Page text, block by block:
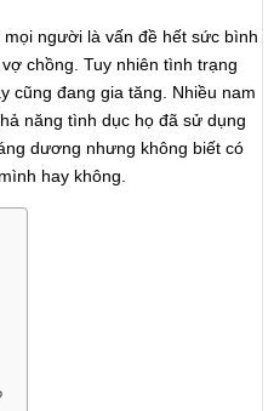
người là vấn đề hết sức bình
chồng. Tuy nhiên tình trạng
cũng đang gia tăng. Nhiều nam
năng tình dục họ đã sử dụng
dương nhưng không biết có
hay không.